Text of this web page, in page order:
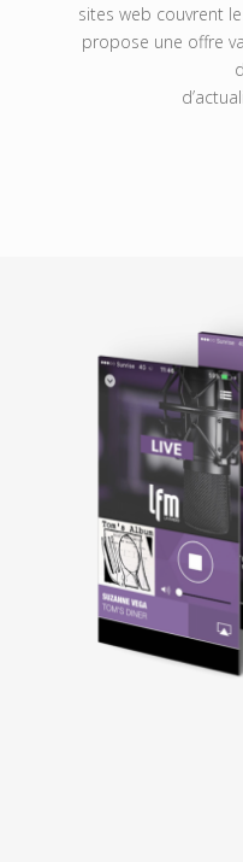
sites web couvrent
propose une offre